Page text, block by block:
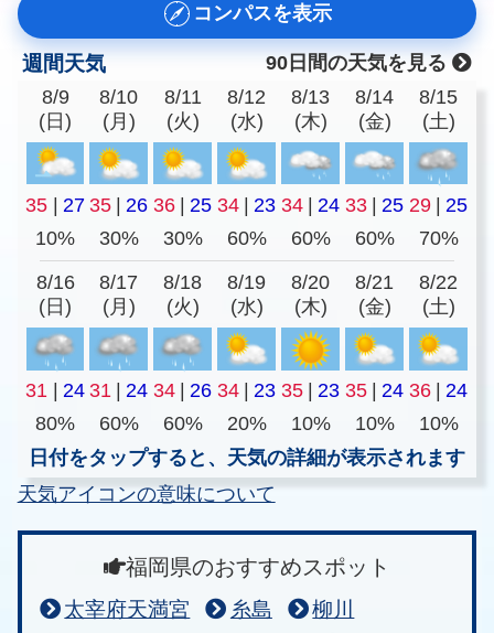
コンパスを表示
週間天気
90日間の天気を見る
8/9
(日)
8/10
(月)
8/11
(火)
8/12
(水)
8/13
(木)
8/14
(金)
8/15
(土)
35 27 35 26 36 25 34 23 34 24 33 25 29
25
10%
30% 30% 60% 60% 60% 70%
8/16
(日)
8/17
(月)
8/18
(火)
8/19
(水)
8/20
(木)
8/21
(金)
8/22
(土)
31 24 31 24 34 26 34 23 35 23 35 24 36
24
80%
60% 60% 20% 10% 10%
10%
日付をタップすると、天気の詳細が表示されます
天気アイコンの意味について
福岡県のおすすめスポット
太宰府天満宮 糸島
柳川